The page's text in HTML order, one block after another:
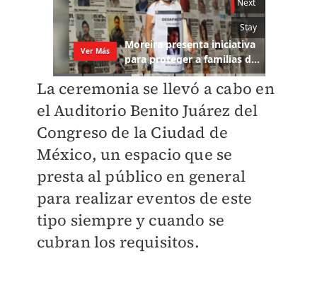
La ceremonia se llevó a cabo en
el Auditorio Benito Juárez del
Congreso de la Ciudad de
México, un espacio que se
presta al público en general
para realizar eventos de este
tipo siempre y cuando se
cubran los requisitos.